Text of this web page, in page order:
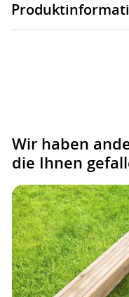
Wir haben
die Ihnen